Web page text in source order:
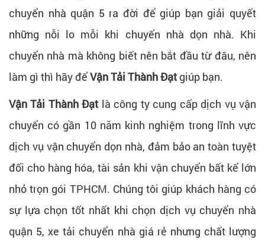
chuyển nhà quận 5 ra đời để giúp bạn giải quyết
những nỗi lo mỗi khi chuyển nhà dọn nhà. Khi
chuyển nhà mà không biết nên bắt đầu từ đâu, nên
làm gì thì hãy đểVận Tải Thành Đạt giúp bạn.
Vận Tải Thành Đạt là công ty cung cấp dịch vụ vận
chuyển có gần 10 năm kinh nghiệm trong lĩnh vực
dịch vụ vận chuyển dọn nhà, đảm bảo an toàn tuyệt
đối cho hàng hóa, tài sản khi vận chuyển bất kể lớn
nhỏ trọn gói TPHCM. Chúng tôi giúp khách hàng có
sự lựa chọn tốt nhất khi chọn dịch vụ chuyển nhà
quận 5, xe tải chuyển nhà giá rẻ nhưng chất lượng